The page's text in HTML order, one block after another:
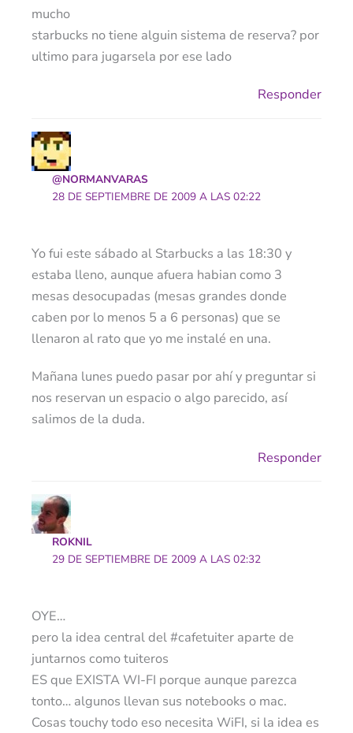
mucho
starbucks no tiene alguin sistema de reserva? por
ultimo para jugarsela por ese lado
Responder
@NORMANVARAS
28 DE SEPTIEMBRE DE 2009 A LAS 02:22
Yo fui este sábado al Starbucks a las 18:30 y
estaba lleno, aunque afuera habian como 3
mesas desocupadas (mesas grandes donde
caben por lo menos 5 a 6 personas) que se
llenaron al rato que yo me instalé en una.
Mañana lunes puedo pasar por ahí y preguntar si
nos reservan un espacio o algo parecido, así
salimos de la duda.
Responder
ROKNIL
29 DE SEPTIEMBRE DE 2009 A LAS 02:32
OYE…
pero la idea central del #cafetuiter aparte de
juntarnos como tuiteros
ES que EXISTA WI-FI porque aunque parezca
tonto… algunos llevan sus notebooks o mac.
Cosas touchy todo eso necesita WiFI, si la idea es